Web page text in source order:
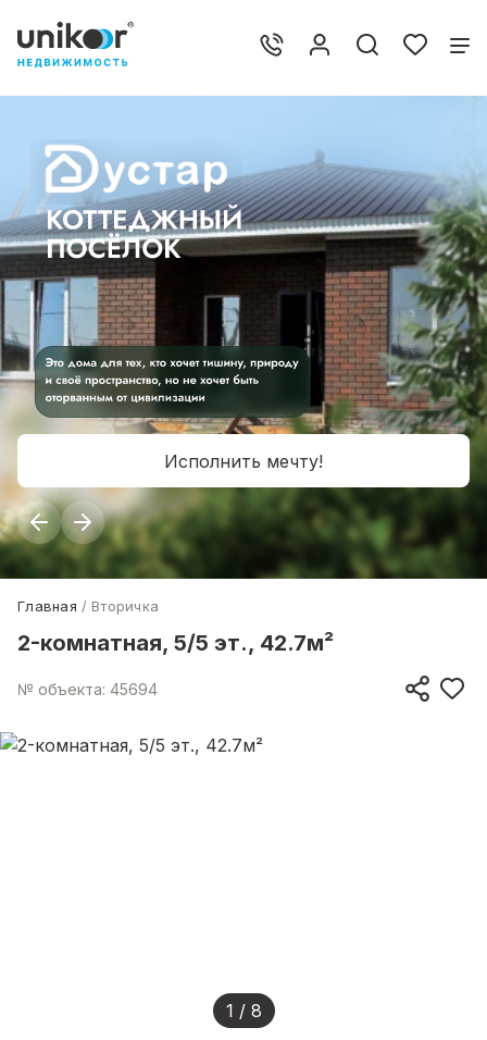
Исполнить мечту!
Главная Вторичка
2-комнатная, 5/5 эт., 42.7м²
№ объекта: 45694
1 / 8